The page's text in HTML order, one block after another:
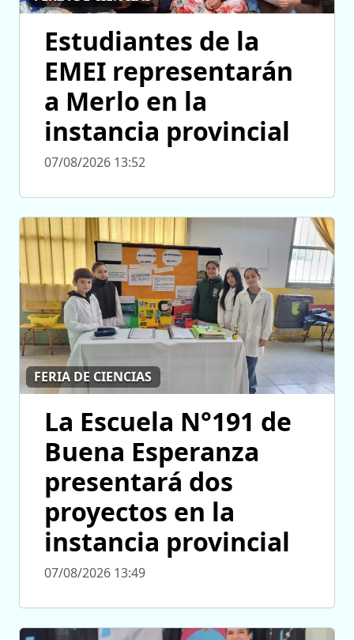
Estudiantes de la
EMEI representarán
a Merlo en la
instancia provincial
07/08/2026 13:52
FERIA DE CIENCIAS
La Escuela N°191 de
Buena Esperanza
presentará dos
proyectos en la
instancia provincial
07/08/2026 13:49